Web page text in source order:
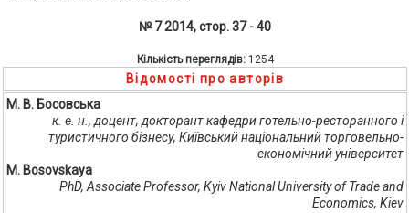
№ 7 2014, стор. 37 - 40
Кількість переглядів: 1254
Відомості про авторів
М. В. Босовська
к. е. н., доцент, докторант кафедри готельно-ресторанного і
туристичного бізнесу, Київський національний торговельно-
економічний університет
M. Bosovskaya
PhD, Associate Professor, Kyiv National University of Trade and
Economics, Kiev